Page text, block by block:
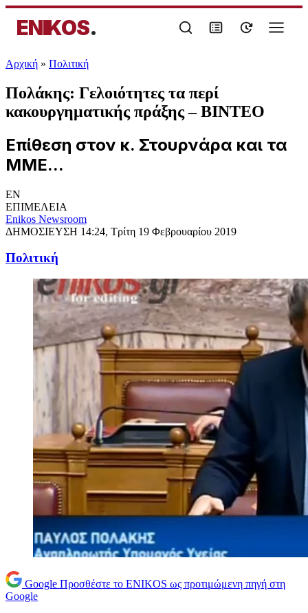
ENIKOS.
Αρχική » Πολιτική
Πολάκης: Γελοιότητες τα περί
κακουργηματικής πράξης – ΒΙΝΤΕΟ
Επίθεση στον κ. Στουρνάρα και τα
ΜΜΕ...
EN
ΕΠΙΜΕΛΕΙΑ
Enikos Newsroom
ΔΗΜΟΣΙΕΥΣΗ 14:24, Τρίτη 19 Φεβρουαρίου 2019
Πολιτική
Google Προσθέστε το ENIKOS ως προτιμώμενη πηγή στη
Google